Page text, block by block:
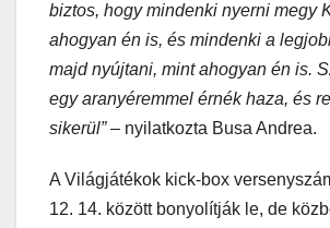
biztos, hogy mindenki nyerni megy
ahogyan én is, és mindenki a
majd nyújtani, mint ahogyan én is.
egy aranyéremmel érnék haza, és
sikerül”– nyilatkozta Busa Andrea.
A Világjátékok kick-box
12. 14. között bonyolítják le, de